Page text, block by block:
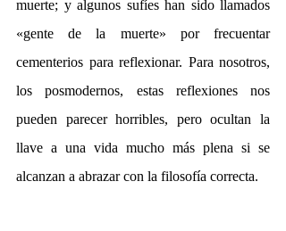
muerte; y algunos sufíes han sido llamados
«gente de la muerte» por frecuentar
cementerios para reflexionar. Para nosotros,
los posmodernos, estas reflexiones nos
pueden parecer horribles, pero ocultan la
llave a una vida mucho más plena si se
alcanzan a abrazar con la filosofía correcta.